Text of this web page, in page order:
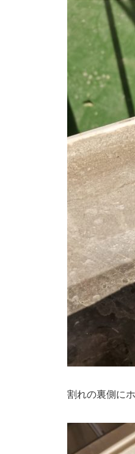
割れの裏側に